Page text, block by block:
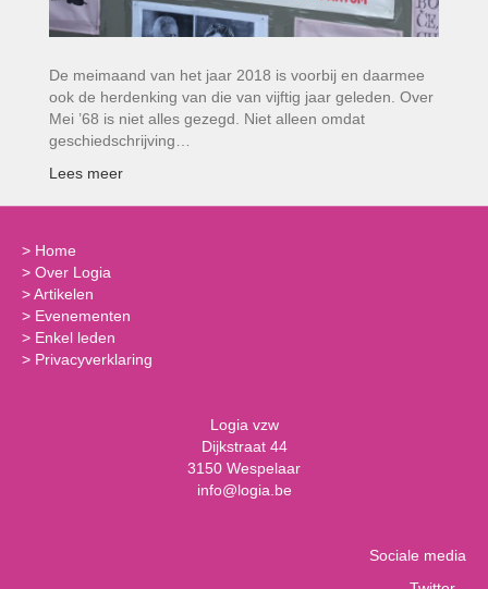
De meimaand van het jaar 2018 is voorbij en daarmee
ook de herdenking van die van vijftig jaar geleden. Over
Mei ’68 is niet alles gezegd. Niet alleen omdat
geschiedschrijving…
Lees meer
> Home
> Over Logia
>Artikelen
> Evenementen
> Enkel leden
> Privacyverklaring
Logia vzw
Dijkstraat 44
3150 Wespelaar
info@logia.be
Sociale media